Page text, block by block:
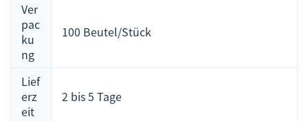
Ver
pac
ku
ng
100 Beutel/Stück
Lief
erz
eit
2 bis 5 Tage